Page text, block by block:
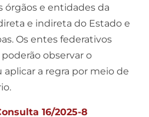
órgãos e entidades da
e indireta do Estado e
Os entes federativos
observar o
a regra por meio de
16/2025-8